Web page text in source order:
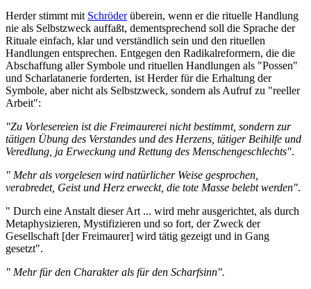
Herder stimmt mit Schröderüberein, wenn er die rituelle Handlung
nie als Selbstzweck auffaßt, dementsprechend soll die Sprache der
Rituale einfach, klar und verständlich sein und den rituellen
Handlungen entsprechen. Entgegen den Radikalreformern, die die
Abschaffung aller Symbole und rituellen Handlungen als "Possen"
und Scharlatanerie forderten, ist Herder für die Erhaltung der
Symbole, aber nicht als Selbstzweck, sondern als Aufruf zu "reeller
Arbeit":
"Zu Vorlesereien ist die Freimaurerei nicht bestimmt, sondern zur
tätigen Übung des Verstandes und des Herzens, tätiger Beihilfe und
Veredlung, ja Erweckung und Rettung des Menschengeschlechts".
" Mehr als vorgelesen wird natürlicher Weise gesprochen,
verabredet, Geist und Herz erweckt, die tote Masse belebt werden".
" Durch eine Anstalt dieser Art ... wird mehr ausgerichtet, als durch
Metaphysizieren, Mystifizieren und so fort, der Zweck der
Gesellschaft [der Freimaurer] wird tätig gezeigt und in Gang
gesetzt".
" Mehr für den Charakter als für den Scharfsinn".